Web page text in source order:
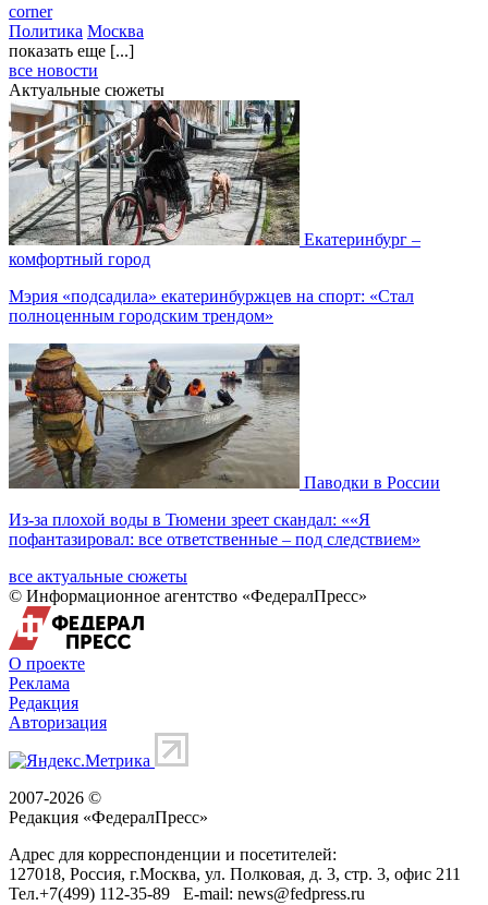
corner
Политика Москва
показать еще [...]
все новости
Актуальные сюжеты
Екатеринбург –
комфортный город
Мэрия «подсадила» екатеринбуржцев на спорт: «Стал
полноценным городским трендом»
Паводки в России
Из-за плохой воды в Тюмени зреет скандал: ««Я
пофантазировал: все ответственные – под следствием»
все актуальные сюжеты
© Информационное агентство «ФедералПресс»
О проекте
Реклама
Редакция
Авторизация
2007-2026 ©
Редакция «ФедералПресс»
Адрес для корреспонденции и посетителей:
127018, Россия, г.Москва, ул. Полковая, д. 3, стр. 3, офис 211
Тел.+7(499) 112-35-89 E-mail: news@fedpress.ru